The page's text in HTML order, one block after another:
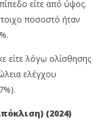
είτε από ύψος.
ποσοστό ήταν
είτε λόγω ολίσθησης
ελέγχου
(2024)